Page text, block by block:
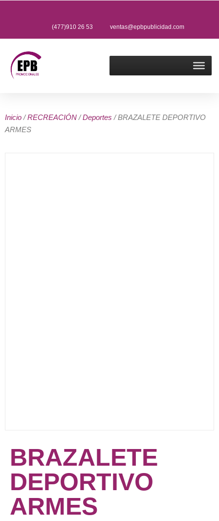
(477)910 26 53 ventas@epbpublicidad.com
Inicio /RECREACIÓN /Deportes / BRAZALETE DEPORTIVO
ARMES
BRAZALETE
DEPORTIVO
ARMES